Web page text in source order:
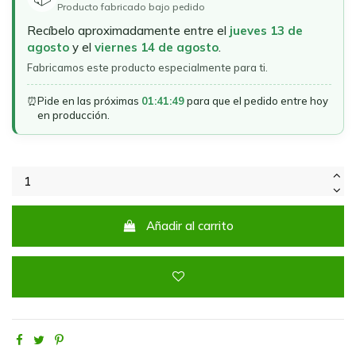
Producto fabricado bajo pedido
Recíbelo aproximadamente entre el jueves 13 de
agosto y el viernes 14 de agosto.
Fabricamos este producto especialmente para ti.
⏰Pide en las próximas 01:41:49para que el pedido entre hoy
en producción.
Añadir al carrito